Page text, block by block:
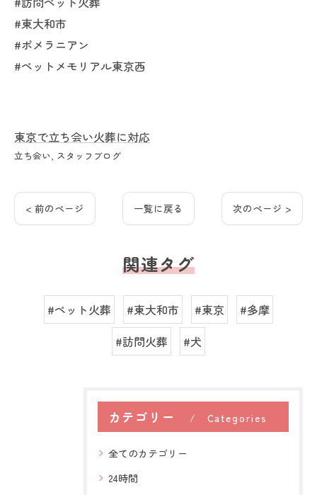
#東大和市
#ポメラニアン
#ペットメモリアル東京西
東京で立ち会い火葬に対応
立ち会い スタッフブログ
< 前のページ 一覧に戻る 次のページ >
関連タグ
#ペット火葬 #東大和市 #東京
#多摩
#訪問火葬
#犬
カテゴリー Categories
全てのカテゴリー
24時間